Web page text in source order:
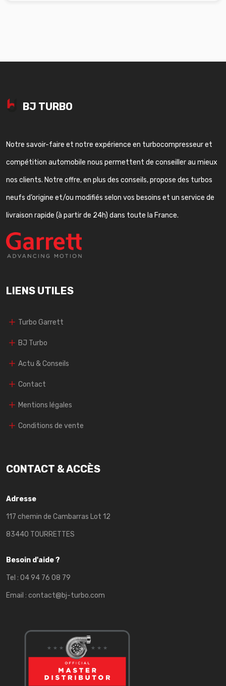
BJ TURBO
Notre savoir-faire et notre expérience en turbocompresseur et
compétition automobile nous permettent de conseiller au mieux
nos clients. Notre offre, en plus des conseils, propose des turbos
neufs d’origine et/ou modifiés selon vos besoins et un service de
livraison rapide (à partir de 24h) dans toute la France.
LIENS UTILES
Turbo Garrett
BJ Turbo
Actu & Conseils
Contact
Mentions légales
Conditions de vente
CONTACT & ACCÈS
Adresse
117 chemin de Cambarras Lot 12
83440 TOURRETTES
Besoin d'aide ?
Tel : 04 94 76 08 79
Email : contact@bj-turbo.com